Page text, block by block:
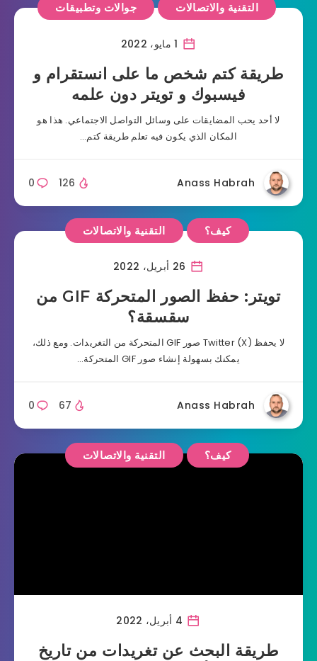
التقنية والاتصالات جوالات وتطبيقات
طريقة كتم شخص ما على انستقرام و
فيسبوك و تويتر دون علمه
لا أحد يحب المضايقات على وسائل التواصل الاجتماعي. هذا هو
المكان الذي يكون فيه تعلم طريقة كتم…
Anass Habrah
0 126
كيف؟ التقنية والاتصالات
تويتر: حفظ الصور المتحركة GIF من
سقسقة؟
لا يحفظ Twitter (X) صور GIF المتحركة من التغريدات. ومع ذلك،
يمكنك بسهولة إنشاء صور GIF المتحركة…
Anass Habrah
0 67
كيف؟ التقنية والاتصالات
طريقة البحث عن تغريدات من تاريخ